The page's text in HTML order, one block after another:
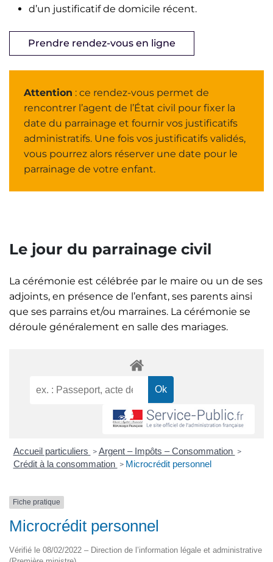
d’un justificatif de domicile récent.
Prendre rendez-vous en ligne
Attention : ce rendez-vous permet de
rencontrer l’agent de l’État civil pour fixer la
date du parrainage et fournir vos justificatifs
administratifs. Une fois vos justificatifs validés,
vous pourrez alors réserver une date pour le
parrainage de votre enfant.
Le jour du parrainage civil
La cérémonie est célébrée par le maire ou un de ses
adjoints, en présence de l’enfant, ses parents ainsi
que ses parrains et/ou marraines. La cérémonie se
déroule généralement en salle des mariages.
Accueil particuliers > Argent – Impôts – Consommation >
Crédit à la consommation > Microcrédit personnel
Fiche pratique
Microcrédit personnel
Vérifié le 08/02/2022 – Direction de l’information légale et administrative